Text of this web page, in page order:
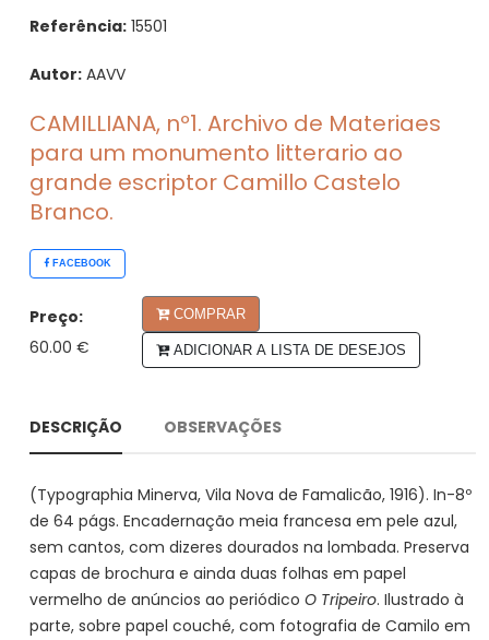
Referência: 15501
Autor: AAVV
CAMILLIANA, nº1. Archivo de Materiaes
para um monumento litterario ao
grande escriptor Camillo Castelo
Branco.
FACEBOOK
Preço:
60.00 €
COMPRAR
ADICIONAR A LISTA DE DESEJOS
DESCRIÇÃO OBSERVAÇÕES
(Typographia Minerva, Vila Nova de Famalicão, 1916). In-8º
de 64 págs. Encadernação meia francesa em pele azul,
sem cantos, com dizeres dourados na lombada. Preserva
capas de brochura e ainda duas folhas em papel
vermelho de anúncios ao periódico O Tripeiro. Ilustrado à
parte, sobre papel couché, com fotografia de Camilo em